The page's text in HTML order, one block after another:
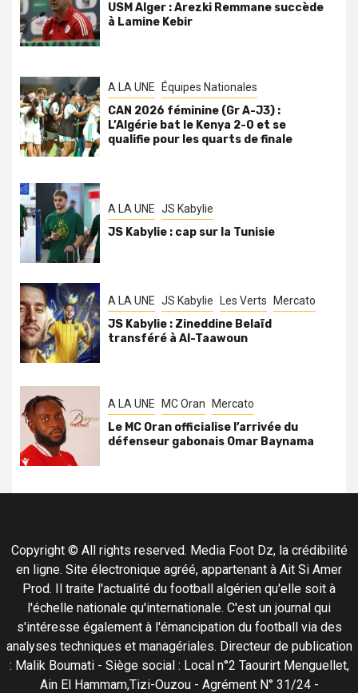
USM Alger : Arezki Remmane succède
à Lamine Kebir
A LA UNE Équipes Nationales
CAN 2026 féminine (Gr A-J3) :
L’Algérie bat le Kenya 2-0 et se
qualifie pour les quarts de finale
A LA UNE JS Kabylie
JS Kabylie : cap sur la Tunisie
A LA UNE JS Kabylie Les Verts Mercato
JS Kabylie : Zineddine Belaïd
transféré à Al-Taawoun
A LA UNE MC Oran Mercato
Le MC Oran officialise l’arrivée du
défenseur gabonais Omar Baynama
Copyright © All rights reserved. Media Foot Dz, la crédibilité
en ligne. Site électronique agréé, appartenant à Ait Si Amer
Prod. Il traite l'actualité du football algérien qu'elle soit à
l'échelle nationale qu'internationale. C'est un journal qui
s'intéresse également à l'émancipation du football via des
analyses techniques et managériales. Directeur de publication
: Malik Boumati - Siège social : Local n°2 Taourirt Menguellet,
Ain El Hammam,Tizi-Ouzou - Agrément N° 31/24 -